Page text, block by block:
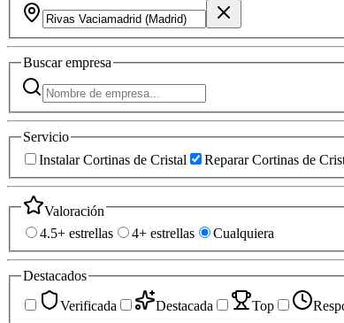
Buscarempresa
Servicio
Instalar Cortinas de Cristal
Reparar Cortinas de
Valoración
4.5+ estrellas
4+ estrellas Cualquiera
Destacados
Verificada
Destacada Top